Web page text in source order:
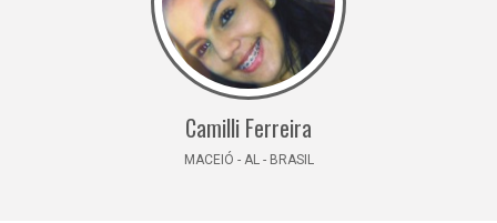
Camilli Ferreira
MACEIÓ - AL - BRASIL